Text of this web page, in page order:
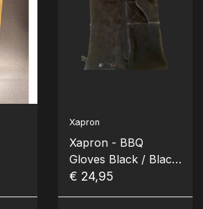
Xapron
Xapron - BBQ
Gloves Black / Black
Madrid (Leder
€ 24,95